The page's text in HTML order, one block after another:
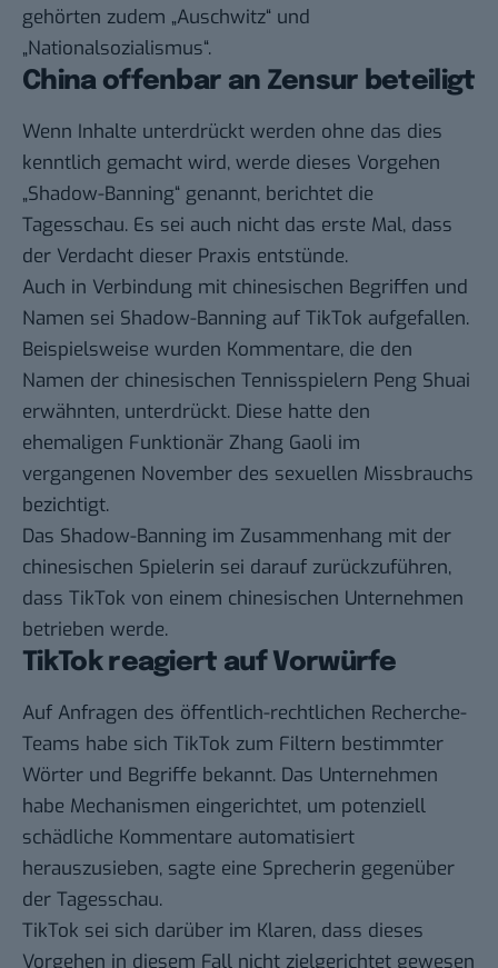
gehörten zudem „Auschwitz“ und
„Nationalsozialismus“.
China offenbar an Zensur beteiligt
Wenn Inhalte unterdrückt werden ohne das dies
kenntlich gemacht wird, werde dieses Vorgehen
„Shadow-Banning“ genannt, berichtet die
Tagesschau. Es sei auch nicht das erste Mal, dass
der Verdacht dieser Praxis entstünde.
Auch in Verbindung mit chinesischen Begriffen und
Namen sei Shadow-Banning auf TikTok aufgefallen.
Beispielsweise wurden Kommentare, die den
Namen der chinesischen Tennisspielern Peng Shuai
erwähnten, unterdrückt. Diese hatte den
ehemaligen Funktionär Zhang Gaoli im
vergangenen November des sexuellen Missbrauchs
bezichtigt.
Das Shadow-Banning im Zusammenhang mit der
chinesischen Spielerin sei darauf zurückzuführen,
dass TikTok von einem chinesischen Unternehmen
betrieben werde.
TikTok reagiert auf Vorwürfe
Auf Anfragen des öffentlich-rechtlichen Recherche-
Teams habe sich TikTok zum Filtern bestimmter
Wörter und Begriffe bekannt. Das Unternehmen
habe Mechanismen eingerichtet, um potenziell
schädliche Kommentare automatisiert
herauszusieben, sagte eine Sprecherin gegenüber
der Tagesschau.
TikTok sei sich darüber im Klaren, dass dieses
Vorgehen in diesem Fall nicht zielgerichtet gewesen